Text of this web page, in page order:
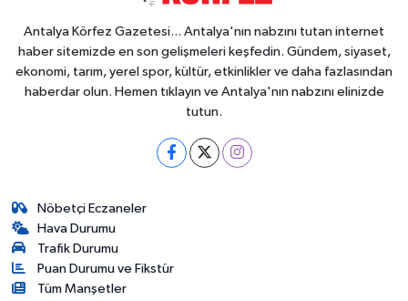
Antalya Körfez Gazetesi... Antalya'nın nabzını tutan internet
haber sitemizde en son gelişmeleri keşfedin. Gündem, siyaset,
ekonomi, tarım, yerel spor, kültür, etkinlikler ve daha fazlasından
haberdar olun. Hemen tıklayın ve Antalya'nın nabzını elinizde
tutun.
Nöbetçi Eczaneler
Hava Durumu
Trafik Durumu
Puan Durumu ve Fikstür
Tüm Manşetler
Turizm
Kültür ve Sanat
Sivil Toplum
Tarım
Bilim ve Teknoloji